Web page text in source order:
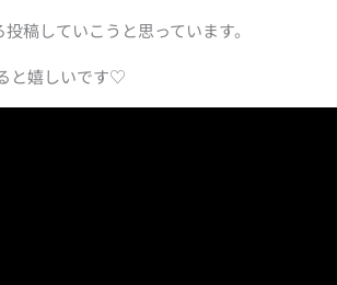
稿していこうと思っています。
と嬉しいです♡